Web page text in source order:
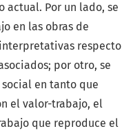
Por un lado, se
en las obras de
respecto
por otro, se
en tanto que
el valor-trabajo, el
que reproduce el